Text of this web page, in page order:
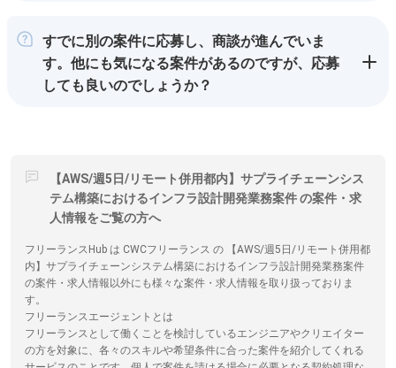
すでに別の案件に応募し、商談が進んでいま
す。他にも気になる案件があるのですが、応募
しても良いのでしょうか？
【AWS/週5日/リモート併用都内】サプライチェーンシス
テム構築におけるインフラ設計開発業務案件 の案件・求
人情報をご覧の方へ
フリーランスHub は CWCフリーランス の 【AWS/週5日/リモート併用都
内】サプライチェーンシステム構築におけるインフラ設計開発業務案件
の案件・求人情報以外にも様々な案件・求人情報を取り扱っておりま
す。
フリーランスエージェントとは
フリーランスとして働くことを検討しているエンジニアやクリエイター
の方を対象に、各々のスキルや希望条件に合った案件を紹介してくれる